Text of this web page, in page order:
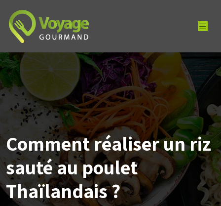
Comment réaliser un riz
sauté au poulet
Thaïlandais ?